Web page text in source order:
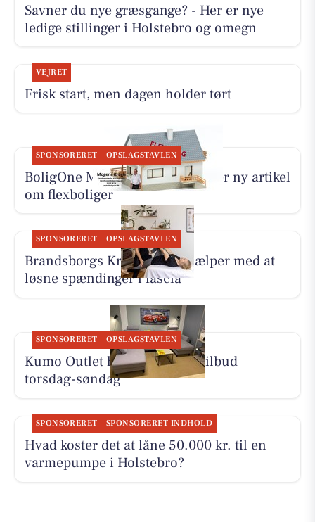
Savner du nye græsgange? - Her er nye
ledige stillinger i Holstebro og omegn
VEJRET
Frisk start, men dagen holder tørt
SPONSORERET OPSLAGSTAVLEN
BoligOne Mogens Kragh I/S deler ny artikel
om flexboliger
SPONSORERET OPSLAGSTAVLEN
Brandsborgs Kropsterapi hjælper med at
løsne spændinger i fascia
SPONSORERET OPSLAGSTAVLEN
Kumo Outlet har nye skarpe tilbud
torsdag-søndag
SPONSORERET SPONSORERET INDHOLD
Hvad koster det at låne 50.000 kr. til en
varmepumpe i Holstebro?